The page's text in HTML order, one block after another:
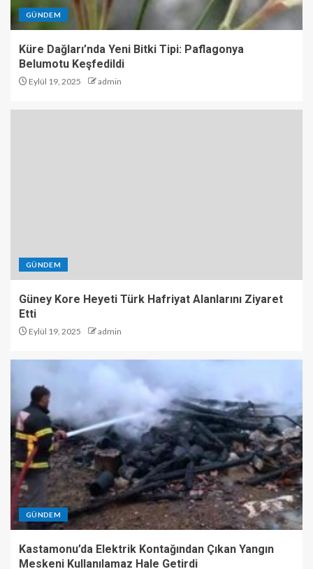
GÜNDEM
Küre Dağları’nda Yeni Bitki Tipi: Paflagonya
Belumotu Keşfedildi
Eylül 19, 2025 admin
GÜNDEM
Güney Kore Heyeti Türk Hafriyat Alanlarını Ziyaret
Etti
Eylül 19, 2025 admin
GÜNDEM
Kastamonu’da Elektrik Kontağından Çıkan Yangın
Meskeni Kullanılamaz Hale Getirdi